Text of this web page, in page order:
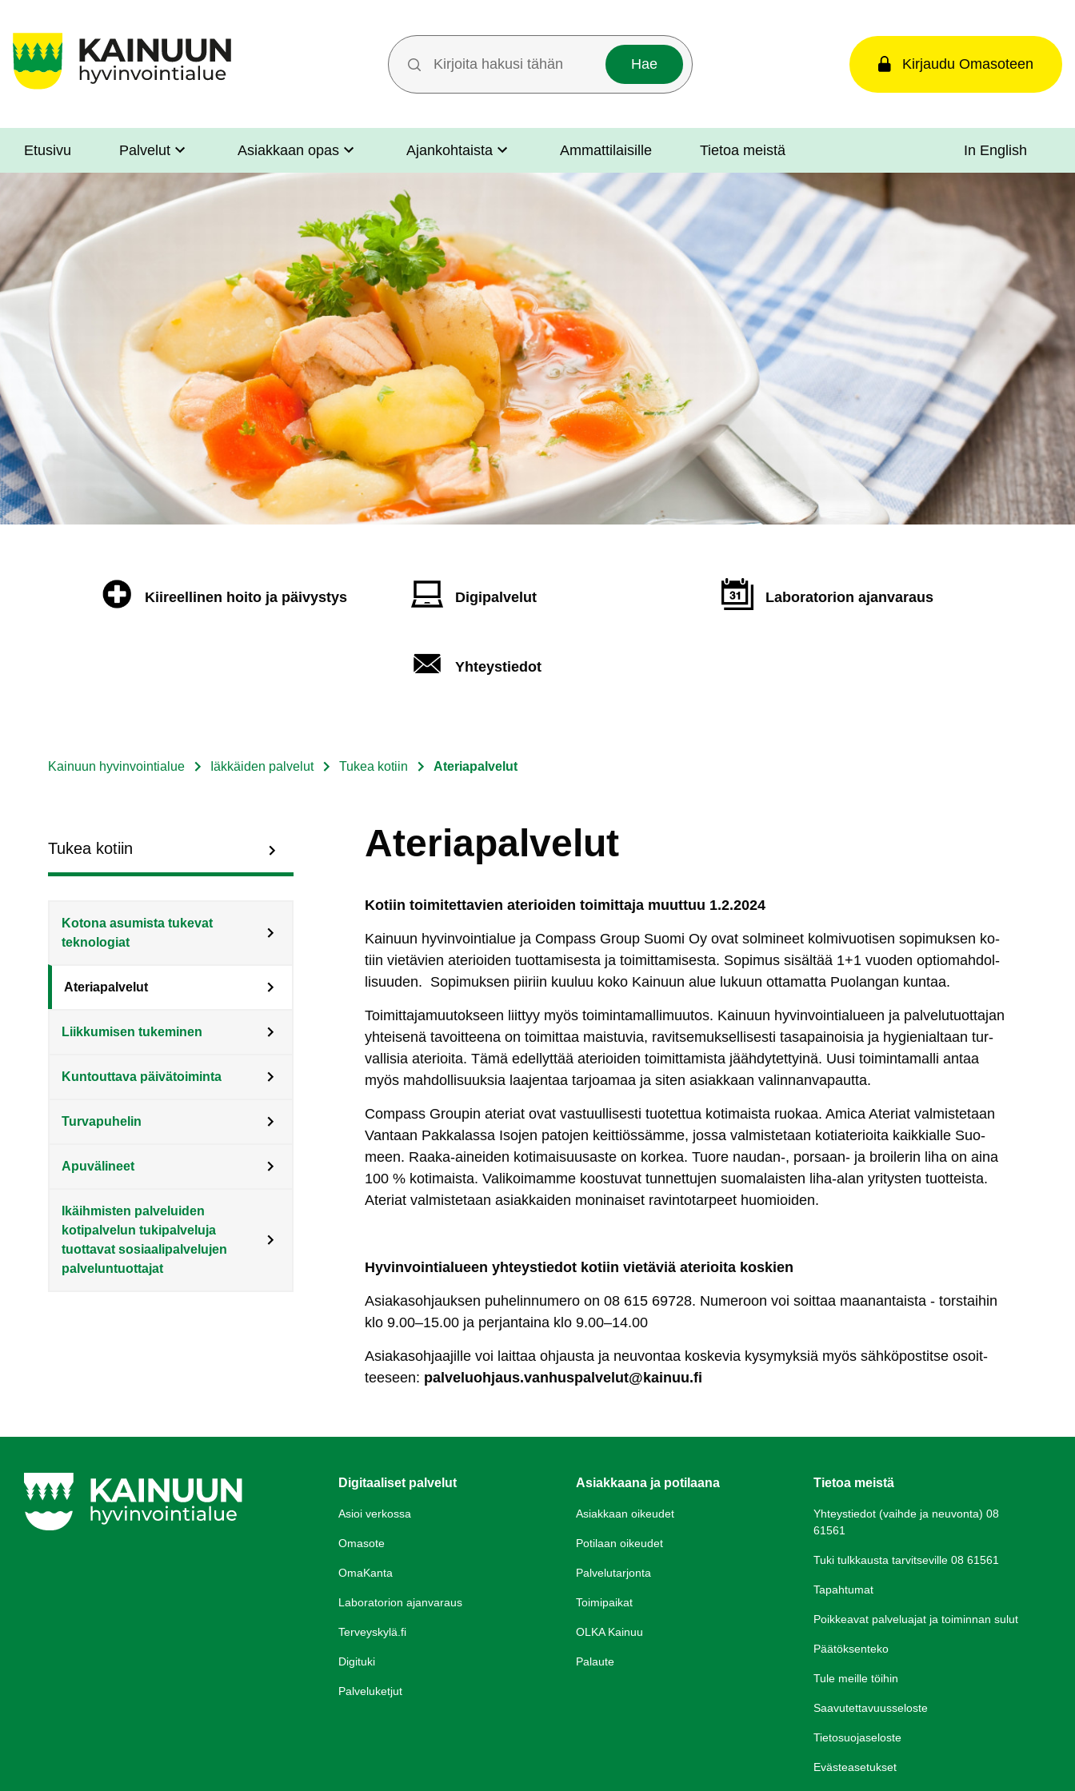
Hakutermit
Kirjaudu Omasoteen
Sote
Menu
Asiakkaille
Etusivu Palvelut Asiakkaan opas Ajankohtaista Ammattilaisille Tietoa meistä In English
Kiireellinen hoito ja päivystys Digipalvelut Laboratorion ajanvaraus
Yhteystiedot
Kainuun hyvinvointialue Iäkkäiden palvelut Tukea kotiin Ateriapalvelut
Menu
Asiakkaille
level
3
fi
Tukea kotiin
Kotona asumista tukevat
teknologiat
Ateriapalvelut
Liikkumisen tukeminen
Kuntouttava päivätoiminta
Turvapuhelin
Apuvälineet
Ikäihmisten palveluiden
kotipalvelun tukipalveluja
tuottavat sosiaalipalvelujen
palveluntuottajat
Ateriapalvelut
Ko­tiin toi­mi­tet­ta­vien ate­rioi­den toi­mit­ta­ja muut­tuu 1.2.2024
Kai­nuun hy­vin­voin­tia­lue ja Com­pass Group Suo­mi Oy ovat sol­mi­neet kol­mi­vuo­ti­sen so­pi­muk­sen ko­
tiin vie­tä­vien ate­rioi­den tuot­ta­mi­ses­ta ja toi­mit­ta­mi­ses­ta. So­pi­mus si­säl­tää 1+1 vuo­den op­tio­mah­dol­
li­suu­den. So­pi­muk­sen pii­riin kuu­luu ko­ko Kai­nuun alue lu­kuun ot­ta­mat­ta Puo­lan­gan kun­taa.
Toi­mit­ta­ja­muu­tok­seen liit­tyy myös toi­min­ta­mal­li­muu­tos. Kai­nuun hy­vin­voin­tia­lueen ja pal­ve­lu­tuot­ta­jan
yh­tei­se­nä ta­voit­tee­na on toi­mit­taa mais­tu­via, ra­vit­se­muk­sel­li­ses­ti ta­sa­pai­noi­sia ja hy­gie­nial­taan tur­
val­li­sia ate­rioi­ta. Tä­mä edel­lyt­tää ate­rioi­den toi­mit­ta­mis­ta jääh­dy­tet­tyi­nä. Uu­si toi­min­ta­mal­li an­taa
myös mah­dol­li­suuk­sia laa­jen­taa tar­joa­maa ja si­ten asiak­kaan va­lin­nan­va­paut­ta.
Com­pass Grou­pin ate­riat ovat vas­tuul­li­ses­ti tuo­tet­tua ko­ti­mais­ta ruo­kaa. Ami­ca Ate­riat val­mis­te­taan
Van­taan Pak­ka­las­sa Iso­jen pa­to­jen keit­tiös­säm­me, jos­sa val­mis­te­taan ko­tia­te­rioi­ta kaik­kial­le Suo­
meen. Raa­ka-ai­nei­den ko­ti­mai­suu­sas­te on kor­kea. Tuo­re nau­dan-, por­saan- ja broi­le­rin li­ha on ai­na
100 % ko­ti­mais­ta. Va­li­koi­mam­me koos­tu­vat tun­net­tu­jen suo­ma­lais­ten li­ha-alan yri­tys­ten tuot­teis­ta.
Ate­riat val­mis­te­taan asiak­kai­den mo­ni­nai­set ra­vin­to­tar­peet huo­mioi­den.
Hy­vin­voin­tia­lueen yh­teys­tie­dot ko­tiin vie­tä­viä ate­rioi­ta kos­kien
Asia­ka­soh­jauk­sen pu­he­lin­nu­me­ro on 08 615 69728. Nu­me­roon voi soit­taa maa­nan­tais­ta - tors­tai­hin
klo 9.00–15.00 ja per­jan­tai­na klo 9.00–14.00
Asia­ka­soh­jaa­jil­le voi lait­taa oh­jaus­ta ja neu­von­taa kos­ke­via ky­sy­myk­siä myös säh­kö­pos­tit­se osoit­
tee­seen: pal­ve­luoh­jaus.van­hus­pal­ve­lut@kai­nuu.fi
Digitaaliset palvelut
Asioi verkossa
Omasote
OmaKanta
Laboratorion ajanvaraus
Terveyskylä.fi
Digituki
Palveluketjut
Asiakkaana ja potilaana
Asiakkaan oikeudet
Potilaan oikeudet
Palvelutarjonta
Toimipaikat
OLKA Kainuu
Palaute
Tietoa meistä
Yhteystiedot (vaihde ja neuvonta) 08
61561
Tuki tulkkausta tarvitseville 08 61561
Tapahtumat
Poikkeavat palveluajat ja toiminnan sulut
Päätöksenteko
Tule meille töihin
Saavutettavuusseloste
Tietosuojaseloste
Evästeasetukset